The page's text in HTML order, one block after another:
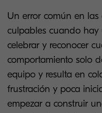
Un error común en
culpables cuando hay
celebrar y reconocer
comportamiento solo
equipo y resulta en
frustración y poca
empezar a construir